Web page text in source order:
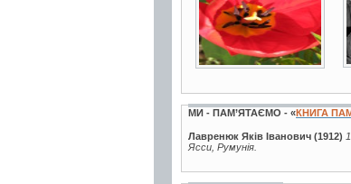
МИ - ПАМ’ЯТАЄМО - «КНИГА
Лавренюк Яків Іванович (1912)
Ясси, Румунія.